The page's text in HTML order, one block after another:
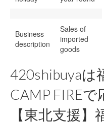
Business
description
Sales of
imported
goods
420shibuyaは
CAMP FIRE
【東北支援